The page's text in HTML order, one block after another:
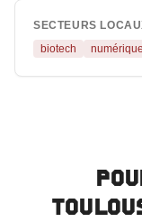
SECTEURS
biotech
numérique